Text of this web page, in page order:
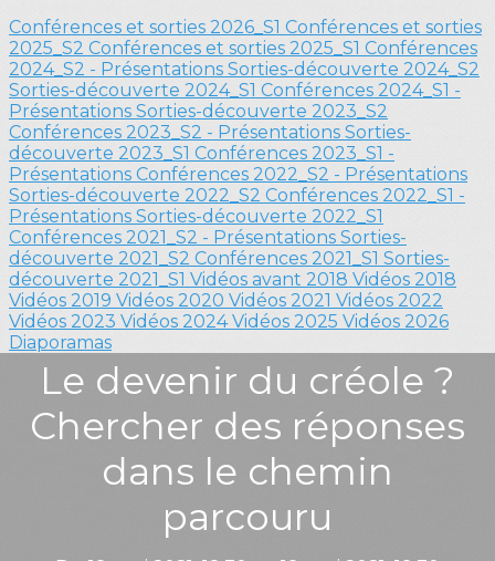
Conférences et sorties 2026_S1 Conférences et sorties
2025_S2 Conférences et sorties 2025_S1 Conférences
2024_S2 - Présentations Sorties-découverte 2024_S2
Sorties-découverte 2024_S1 Conférences 2024_S1 -
Présentations Sorties-découverte 2023_S2
Conférences 2023_S2 - Présentations Sorties-
découverte 2023_S1 Conférences 2023_S1 -
Présentations Conférences 2022_S2 - Présentations
Sorties-découverte 2022_S2 Conférences 2022_S1 -
Présentations Sorties-découverte 2022_S1
Conférences 2021_S2 - Présentations Sorties-
découverte 2021_S2 Conférences 2021_S1 Sorties-
découverte 2021_S1 Vidéos avant 2018 Vidéos 2018
Vidéos 2019 Vidéos 2020 Vidéos 2021 Vidéos 2022
Vidéos 2023 Vidéos 2024Vidéos 2025 Vidéos 2026
Diaporamas
Le devenir du créole ?
Chercher des réponses
dans le chemin
parcouru